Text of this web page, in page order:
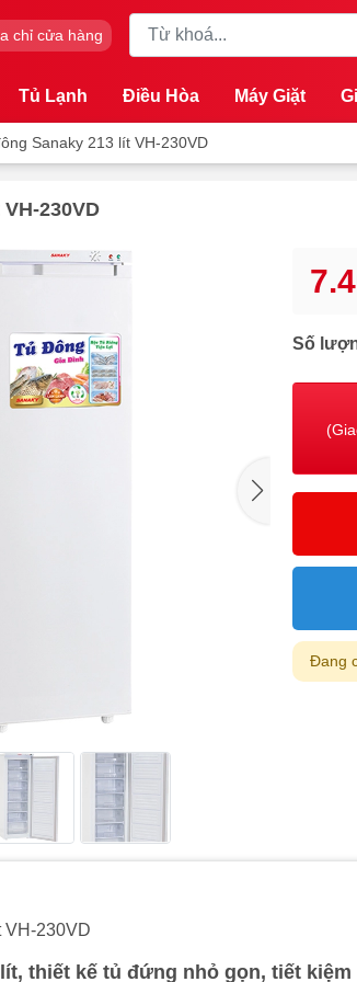
chỉ cửa hàng
Tủ Lạnh Điều Hòa Máy Giặt
Sanaky 213 lít VH-230VD
230VD
Số
Đang
thiết kế tủ đứng nhỏ gọn, tiết